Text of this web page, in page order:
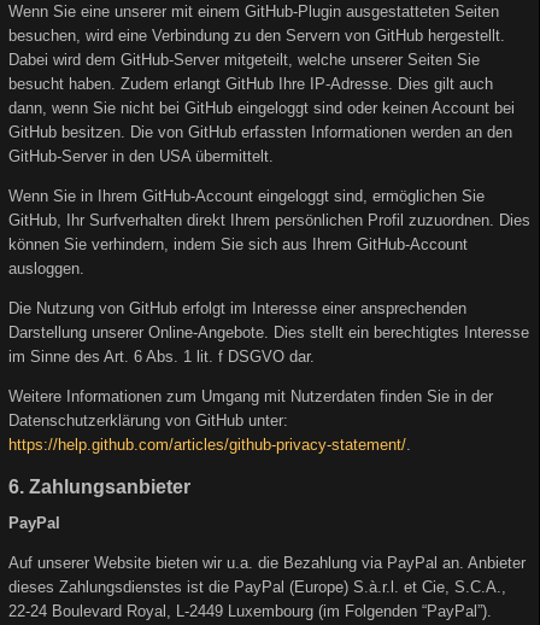
Wenn Sie eine unserer mit einem GitHub-Plugin ausgestatteten Seiten
besuchen, wird eine Verbindung zu den Servern von GitHub hergestellt.
Dabei wird dem GitHub-Server mitgeteilt, welche unserer Seiten Sie
besucht haben. Zudem erlangt GitHub Ihre IP-Adresse. Dies gilt auch
dann, wenn Sie nicht bei GitHub eingeloggt sind oder keinen Account bei
GitHub besitzen. Die von GitHub erfassten Informationen werden an den
GitHub-Server in den USA übermittelt.
Wenn Sie in Ihrem GitHub-Account eingeloggt sind, ermöglichen Sie
GitHub, Ihr Surfverhalten direkt Ihrem persönlichen Profil zuzuordnen. Dies
können Sie verhindern, indem Sie sich aus Ihrem GitHub-Account
ausloggen.
Die Nutzung von GitHub erfolgt im Interesse einer ansprechenden
Darstellung unserer Online-Angebote. Dies stellt ein berechtigtes Interesse
im Sinne des Art. 6 Abs. 1 lit. f DSGVO dar.
Weitere Informationen zum Umgang mit Nutzerdaten finden Sie in der
Datenschutzerklärung von GitHub unter:
https://help.github.com/articles/github-privacy-statement/
6. Zahlungsanbieter
PayPal
Auf unserer Website bieten wir u.a. die Bezahlung via PayPal an. Anbieter
dieses Zahlungsdienstes ist die PayPal (Europe) S.à.r.l. et Cie, S.C.A.,
22-24 Boulevard Royal, L-2449 Luxembourg (im Folgenden “PayPal”).